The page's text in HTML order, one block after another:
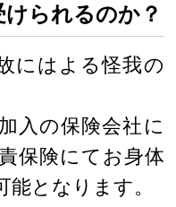
られるのか？
にはよる怪我の
入の保険会社に
保険にてお身体
となります。